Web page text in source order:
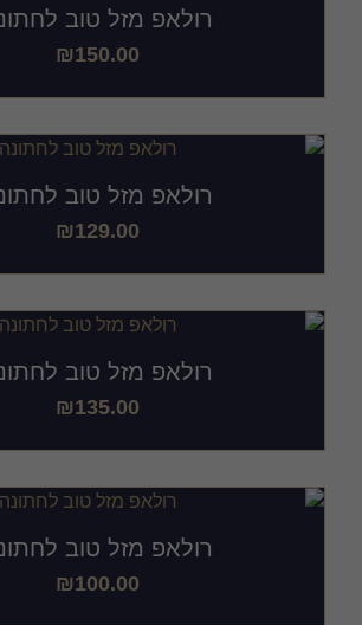
רולאפ מזל טוב לחתונה
₪150.00
רולאפ מזל טוב לחתונה
₪129.00
רולאפ מזל טוב לחתונה
₪135.00
רולאפ מזל טוב לחתונה
₪100.00